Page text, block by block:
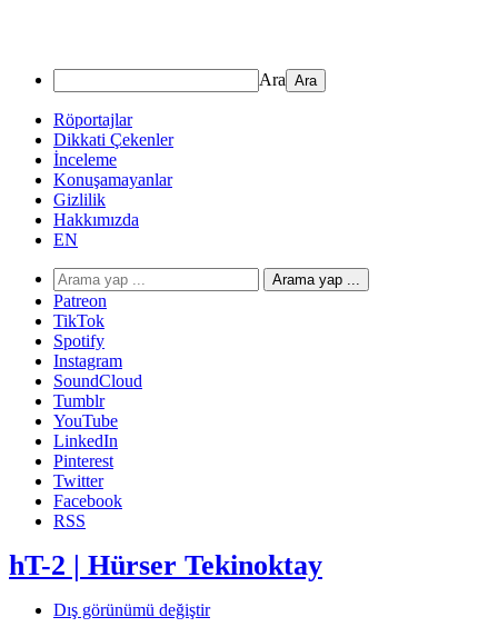
Ara
Röportajlar
Dikkati Çekenler
İnceleme
Konuşamayanlar
Gizlilik
Hakkımızda
EN
Arama yap ...
Patreon
TikTok
Spotify
Instagram
SoundCloud
Tumblr
YouTube
LinkedIn
Pinterest
Twitter
Facebook
RSS
hT-2 | Hürser Tekinoktay
Dış görünümü değiştir